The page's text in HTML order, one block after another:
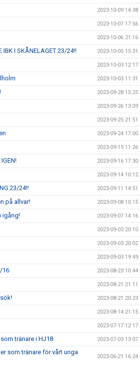
2023-10-09 14:38
2023-10-07 17:56
2023-10-06 21:16
IBK I SKÅNELAGET 23/24!! 2023-10-05 15:31
2023-10-03 12:17
2023-10-03 11:31
2023-09-28 15:25
2023-09-26 13:09
2023-09-25 21:51
2023-09-24 17:00
2023-09-19 11:26
2023-09-16 17:30
2023-09-14 10:12
23/24!! 2023-09-11 14:51
på allvar! 2023-09-08 10:15
igång! 2023-09-07 14:16
2023-09-03 20:10
2023-09-03 20:02
2023-09-03 19:49
16 2023-08-23 10:44
2023-08-21 21:11
2023-08-21 20:23
2023-08-14 21:15
2023-07-17 12:17
tränare i HJ18 2023-07-03 13:07
som tränare för vårt unga
2023-06-21 16:24